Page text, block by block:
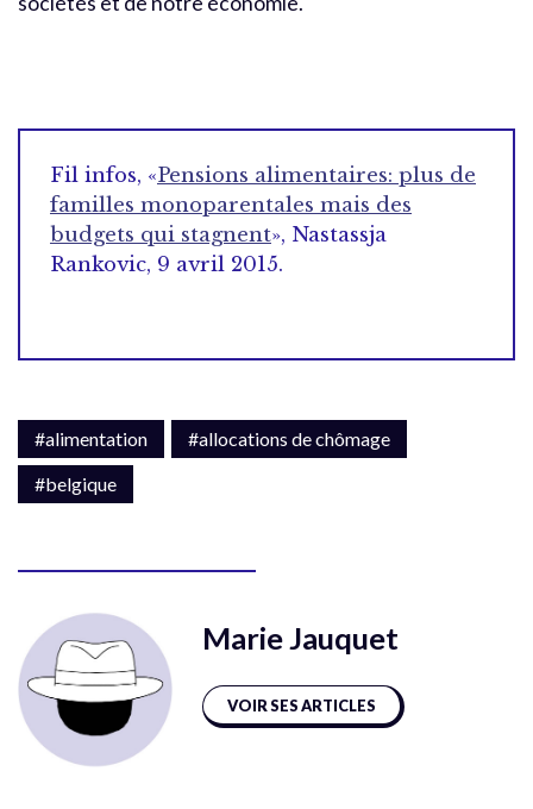
Fil infos, «Pensions alimentaires: plus de
familles monoparentales mais des
budgets qui stagnent», Nastassja
Rankovic, 9 avril 2015.
#alimentation
#allocations de chômage
#belgique
Marie Jauquet
VOIR SES ARTICLES